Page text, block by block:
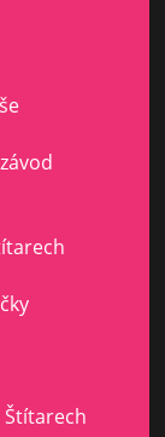
Štítarech